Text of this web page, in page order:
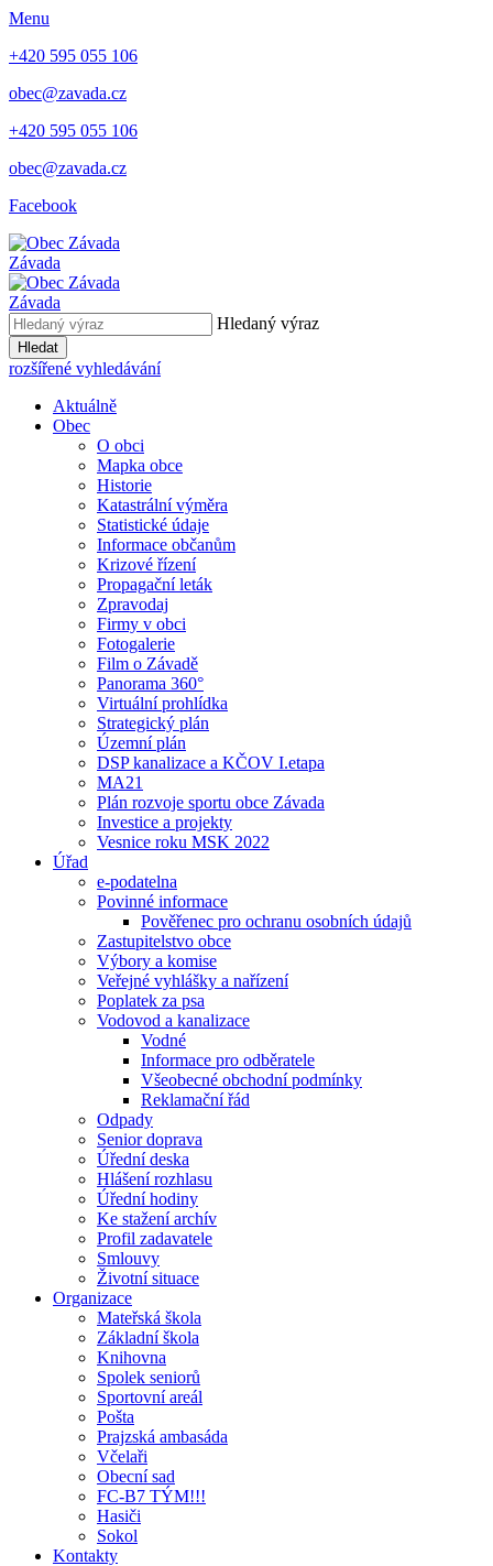
Menu
+420 595 055 106
obec@zavada.cz
+420 595 055 106
obec@zavada.cz
Facebook
Závada
Závada
Hledaný výraz
Hledat
rozšířené vyhledávání
Aktuálně
Obec
O obci
Mapka obce
Historie
Katastrální výměra
Statistické údaje
Informace občanům
Krizové řízení
Propagační leták
Zpravodaj
Firmy v obci
Fotogalerie
Film o Závadě
Panorama 360°
Virtuální prohlídka
Strategický plán
Územní plán
DSP kanalizace a KČOV I.etapa
MA21
Plán rozvoje sportu obce Závada
Investice a projekty
Vesnice roku MSK 2022
Úřad
e-podatelna
Povinné informace
Pověřenec pro ochranu osobních údajů
Zastupitelstvo obce
Výbory a komise
Veřejné vyhlášky a nařízení
Poplatek za psa
Vodovod a kanalizace
Vodné
Informace pro odběratele
Všeobecné obchodní podmínky
Reklamační řád
Odpady
Senior doprava
Úřední deska
Hlášení rozhlasu
Úřední hodiny
Ke stažení archív
Profil zadavatele
Smlouvy
Životní situace
Organizace
Mateřská škola
Základní škola
Knihovna
Spolek seniorů
Sportovní areál
Pošta
Prajzská ambasáda
Včelaři
Obecní sad
FC-B7 TÝM!!!
Hasiči
Sokol
Kontakty